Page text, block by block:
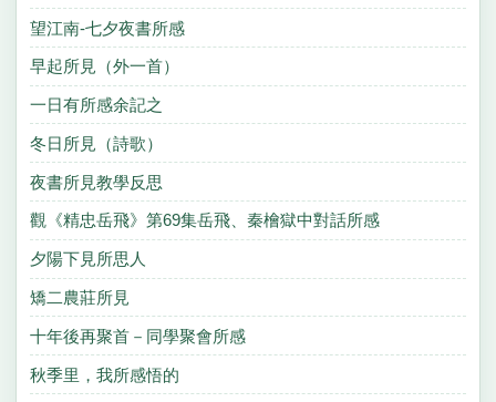
望江南-七夕夜書所感
早起所見（外一首）
一日有所感余記之
冬日所見（詩歌）
夜書所見教學反思
觀《精忠岳飛》第69集岳飛、秦檜獄中對話所感
夕陽下見所思人
矯二農莊所見
十年後再聚首－同學聚會所感
秋季里，我所感悟的